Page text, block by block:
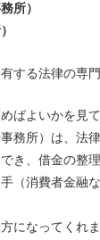
所）
する法律の専門
ばよいかを見て
務所）は、法
き、借金の整
（消費者金融
になってくれま